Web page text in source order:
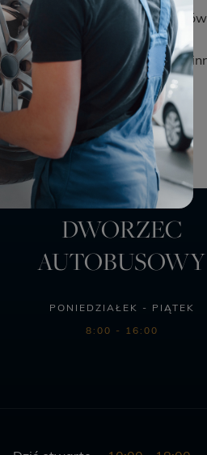
Promocja ważna w sklepie
lub do wyczerpania
zapasów. Oferta nie łączy się z
DWORZEC
AUTOBUSOWY
PONIEDZIAŁEK - PIĄTEK
8:00 - 16:00